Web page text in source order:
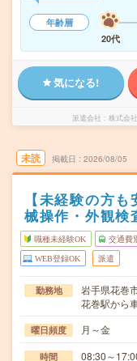
年齢層
20代
気になる!
派遣会社 株式会
未読 掲載日 2026/08/05
【未経験の方
械操作・外観検
職種未経験OK 交通費
WEB登録OK 派遣
勤務地
岩手県花巻
花巻駅から
曜日頻度 月～金
時間 08:30～